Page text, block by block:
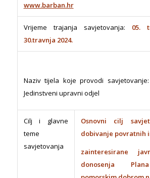
www.barban.hr
Vrijeme trajanja savjetovanja: 05.
30.travnja 2024.
Naziv tijela koje provodi
Jedinstveni upravni odjel
Cilj i glavne
teme
savjetovanja
Osnovni cilj
dobivanje povratnih
zainteresirane
donosenja